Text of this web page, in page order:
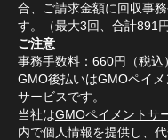
合、ご請求金額に回収事
す。（最大3回、合計891円
ご注意
事務手数料：660円（税込）
GMO後払いはGMOペイ
サービスです。
当社はGMOペイメントサ
内で個人情報を提供し、